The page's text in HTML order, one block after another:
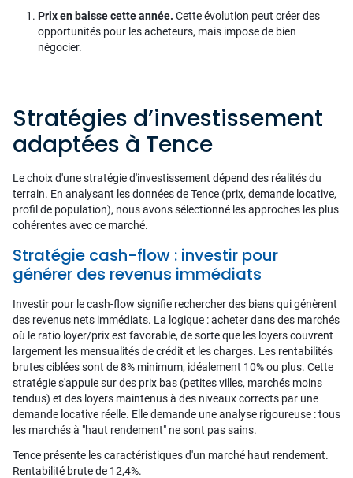
Prix en baisse cette année. Cette évolution peut créer des
opportunités pour les acheteurs, mais impose de bien
négocier.
Stratégies d’investissement
adaptées à Tence
Le choix d'une stratégie d'investissement dépend des réalités du
terrain. En analysant les données de Tence (prix, demande locative,
profil de population), nous avons sélectionné les approches les plus
cohérentes avec ce marché.
Stratégie cash-flow : investir pour
générer des revenus immédiats
Investir pour le cash-flow signifie rechercher des biens qui génèrent
des revenus nets immédiats. La logique : acheter dans des marchés
où le ratio loyer/prix est favorable, de sorte que les loyers couvrent
largement les mensualités de crédit et les charges. Les rentabilités
brutes ciblées sont de 8% minimum, idéalement 10% ou plus. Cette
stratégie s'appuie sur des prix bas (petites villes, marchés moins
tendus) et des loyers maintenus à des niveaux corrects par une
demande locative réelle. Elle demande une analyse rigoureuse : tous
les marchés à "haut rendement" ne sont pas sains.
Tence présente les caractéristiques d'un marché haut rendement.
Rentabilité brute de 12,4%.